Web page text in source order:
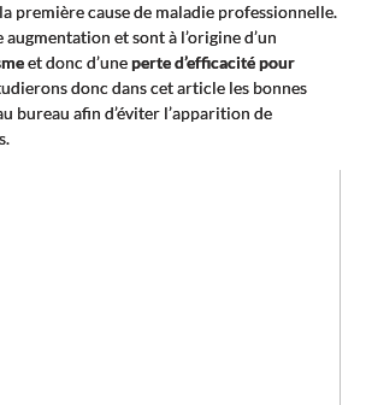
première cause de maladie professionnelle.
et sont à l’origine d’un
et donc d’uneperte d’efficacité pour
donc dans cet article les bonnes
bureau afin d’éviter l’apparition de